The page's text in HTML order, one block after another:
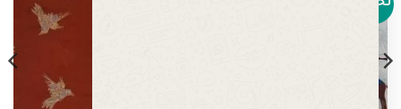
تخفيض!
Add to
wishlist